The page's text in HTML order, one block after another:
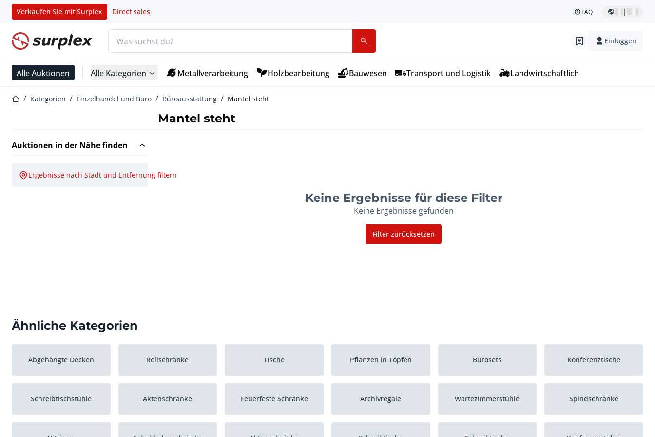
Verkaufen Sie mit Surplex Direct sales FAQ |
Startseite Einloggen
Alle Auktionen Alle Kategorien Metallverarbeitung Holzbearbeitung Bauwesen Transport und Logistik Landwirtschaftlich
StartseiteKategorien Einzelhandel und Büro Büroausstattung Mantel steht
Mantel steht
Auktionen in der Nähe finden
Ergebnisse nach Stadt und Entfernung filtern
Keine Ergebnisse für diese Filter
Keine Ergebnisse gefunden
Filter zurücksetzen
Ähnliche Kategorien
Abgehängte Decken Rollschränke Tische Pflanzen in Töpfen Bürosets Konferenztische
Schreibtischstühle Aktenschranke Feuerfeste Schränke Archivregale Wartezimmerstühle Spindschränke